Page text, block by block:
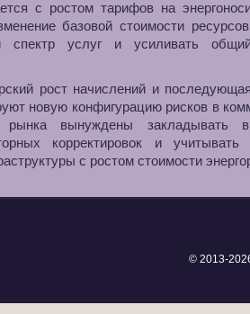
с ростом тарифов на
базовой стоимости
спектр услуг и усиливать
рост начислений и
новую конфигурацию рисков в
рынка вынуждены закладывать
корректировок и учитывать
с ростом стоимости
© 2013-